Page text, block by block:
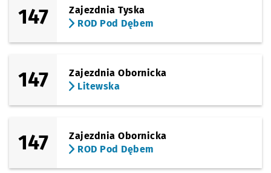
147
Zajezdnia Tyska
ROD Pod Dębem
147
Zajezdnia Obornicka
Litewska
147
Zajezdnia Obornicka
ROD Pod Dębem